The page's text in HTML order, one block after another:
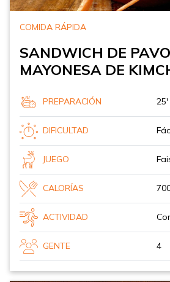
COMIDA RÁPIDA
SANDWICH DE
MAYONESA DE
PREPARACIÓN 25'
DIFICULTAD
JUEGO
CALORÍAS
ACTIVIDAD
GENTE 4